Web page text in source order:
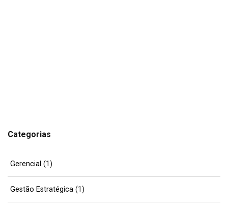
Categorias
Gerencial (1)
Gestão Estratégica (1)